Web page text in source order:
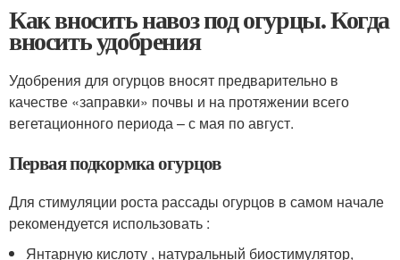
Как вносить навоз под огурцы. Когда
вносить удобрения
Удобрения для огурцов вносят предварительно в
качестве «заправки» почвы и на протяжении всего
вегетационного периода – с мая по август.
Первая подкормка огурцов
Для стимуляции роста рассады огурцов в самом начале
рекомендуется использовать :
Янтарную кислоту , натуральный биостимулятор,